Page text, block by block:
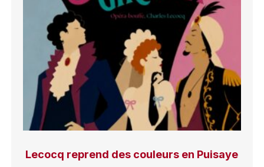
Lecocq reprend des couleurs en Puisaye